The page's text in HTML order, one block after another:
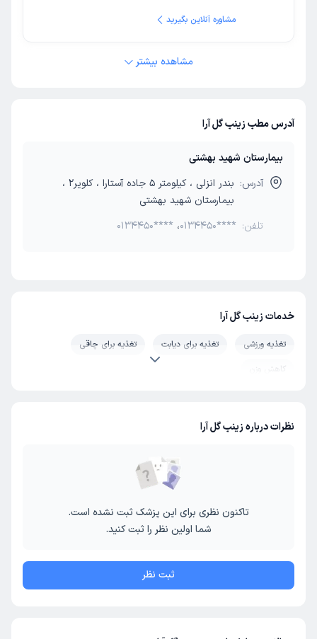
مشاوره آنلاین بگیرید
مشاهده بیشتر
آدرس مطب زینب گل آرا
بیمارستان شهید بهشتی
آدرس:
بندر انزلی ، کیلومتر 5 جاده آستارا ، کلویر2 ،
بیمارستان شهید بهشتی
تلفن:
0134450**** ،0134450****
خدمات زینب گل آرا
تغذیه ورزشی تغذیه برای دیابت
تغذیه برای چاقی
کاهش وزن
نظرات درباره زینب گل آرا
تاکنون نظری برای این پزشک ثبت نشده است.
شما اولین نظر را ثبت کنید.
ثبت نظر